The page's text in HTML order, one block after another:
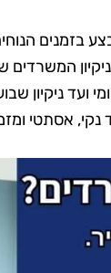
בזמנים
המשרדים
ועד ניקיון
אסתטי